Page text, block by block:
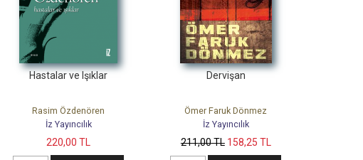
Hastalar ve Işıklar
Rasim Özdenören
İz Yayıncılık
220,00 TL
Dervişan
Ömer Faruk Dönmez
İz Yayıncılık
211,00TL 158,25 TL